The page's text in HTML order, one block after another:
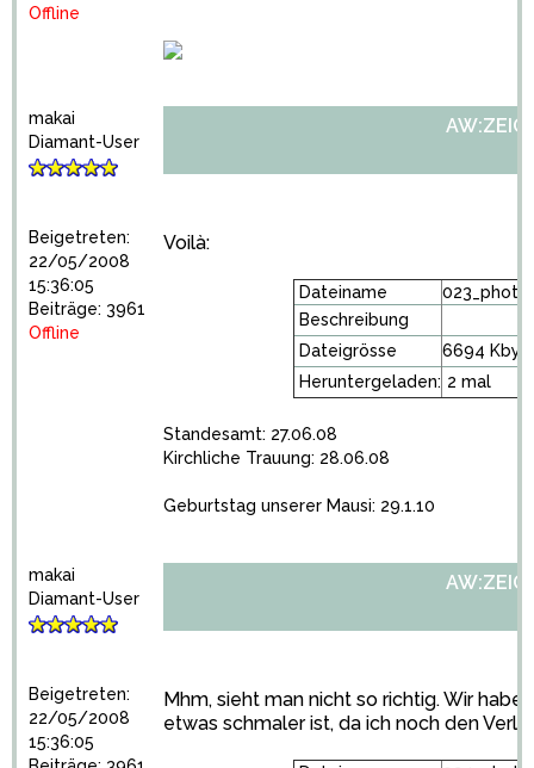
Offline
makai
Diamant-User
Beigetreten:
22/05/2008
15:36:05
Beiträge: 3961
Offline
Voilà:
Dateiname
023_photo
Beschreibung
Dateigrösse
6694
Heruntergeladen: 2 mal
Standesamt: 27.06.08
Kirchliche Trauung: 28.06.08
Geburtstag unserer Mausi: 29.1.10
makai
Diamant-User
Beigetreten:
22/05/2008
15:36:05
Mhm, sieht man nicht so richtig. Wir
etwas schmaler ist, da ich noch den